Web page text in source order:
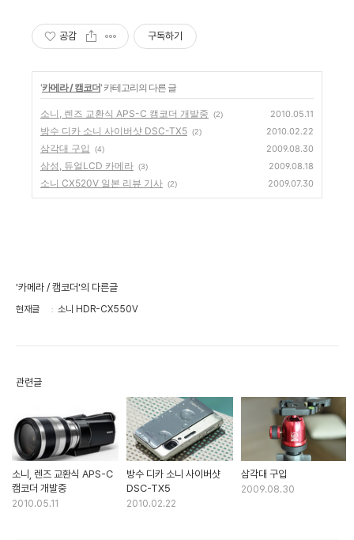
공감 구독하기
'카메라 / 캠코더' 카테고리의 다른 글
소니, 렌즈 교환식 APS-C 캠코더 개발중 (2) 2010.05.11
방수 디카 소니 사이버샷 DSC-TX5 (2) 2010.02.22
삼각대 구입 (4) 2009.08.30
삼성, 듀얼LCD 카메라 (3) 2009.08.18
소니 CX520V 일본 리뷰 기사 (2) 2009.07.30
'카메라 / 캠코더'의 다른글
현재글 소니 HDR-CX550V
관련글
소니, 렌즈 교환식 APS-C
캠코더 개발중
2010.05.11
방수 디카 소니 사이버샷
DSC-TX5
2010.02.22
삼각대 구입
2009.08.30